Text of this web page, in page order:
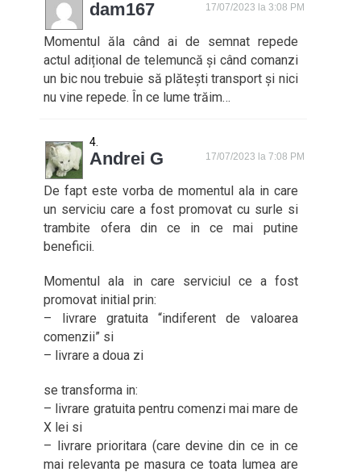
dam167 17/07/2023 la 3:08 PM
Momentul ăla când ai de semnat repede
actul adițional de telemuncă și când comanzi
un bic nou trebuie să plătești transport și nici
nu vine repede. În ce lume trăim…
Andrei G 17/07/2023 la 7:08 PM
De fapt este vorba de momentul ala in care
un serviciu care a fost promovat cu surle si
trambite ofera din ce in ce mai putine
beneficii.
Momentul ala in care serviciul ce a fost
promovat initial prin:
– livrare gratuita “indiferent de valoarea
comenzii” si
– livrare a doua zi
se transforma in:
– livrare gratuita pentru comenzi mai mare de
X lei si
– livrare prioritara (care devine din ce in ce
mai relevanta pe masura ce toata lumea are